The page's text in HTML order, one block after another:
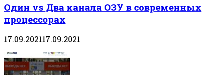
Один vs Два канала ОЗУ в современных
процессорах
17.09.202117.09.2021